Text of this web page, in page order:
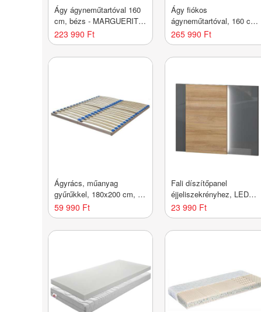
Ágy ágyneműtartóval 160
cm, bézs - MARGUERITE
- Butopêa
223 990 Ft
Ágy fiókos
ágyneműtartóval, 160 cm,
szürke - SAFRAN -
Butopêa
265 990 Ft
Ágyrács, műanyag
gyűrűkkel, 180x200 cm, 17
léc, fa - SINA - Butopêa
59 990 Ft
Fali díszítőpanel
éjjeliszekrényhez, LED
világítással, antracit-tölgy -
BISE - Butopêa
23 990 Ft